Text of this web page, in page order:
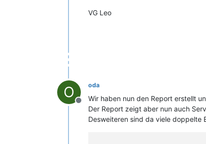
VG Leo
O
Offline
oda
Wir haben nun den Report erstellt
Der Report zeigt aber nun auch
Desweiteren sind da viele doppelte